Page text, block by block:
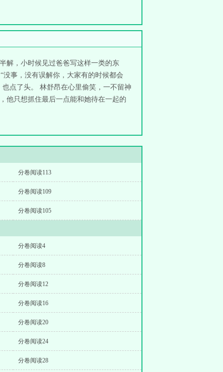
解，小时候见过爸爸写这样一类的东
事，没有误解你，大家有的时候都会
点了头。 林舒昂在心里偷笑，一不留神
他只想抓住最后一点能和她待在一起的
分卷阅读113
分卷阅读109
分卷阅读105
分卷阅读4
分卷阅读8
分卷阅读12
分卷阅读16
分卷阅读20
分卷阅读24
分卷阅读28